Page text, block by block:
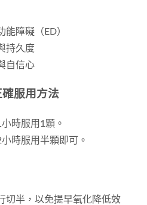
能障礙（ED）
持久度
自信心
服用方法
小時服用1顆。
小時服用半顆即可。
切半，以免提早氧化降低效